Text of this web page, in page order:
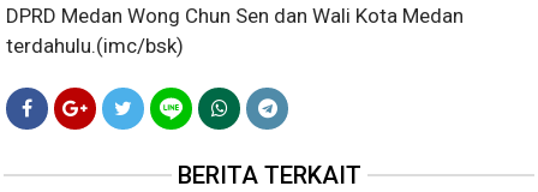
DPRD Medan Wong Chun Sen dan Wali Kota Medan
terdahulu.(imc/bsk)
BERITA TERKAIT